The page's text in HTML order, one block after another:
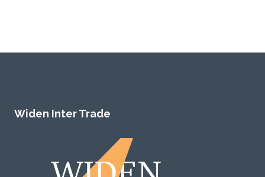
Widen Inter Trade